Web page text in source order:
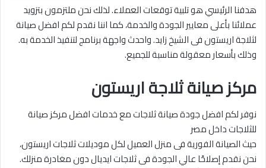
هدفنا الرئيسي هو تلبية توقعات العملاء. لذلك نحن ملتزمون بتزويد
عملائنا بأعلى معايير الجودة والخدمة، كما اننا نقدم لكم افضل صيانة
لثلاجة اريستون فى الشيخ زايد. واحدث واجهة برنامج لتنفيذ الخدمة به.
وذلك بأسعار معقولة مناسبة للجميع.
مركز صيانة ثلاجة اريستون
نوفر لكم افضل جودة صيانة ثلاجات مع خدمات افضل مركز صيانة
للثلاجات داخل مصر
حيث الصيانة الفورية فى منزل العميل لكل موديلات ثلاجات اريستون،
نحن نقدم إصلاحًا عالي الجودة فى ثلاجات ايديال دون مغادرة منزلك.